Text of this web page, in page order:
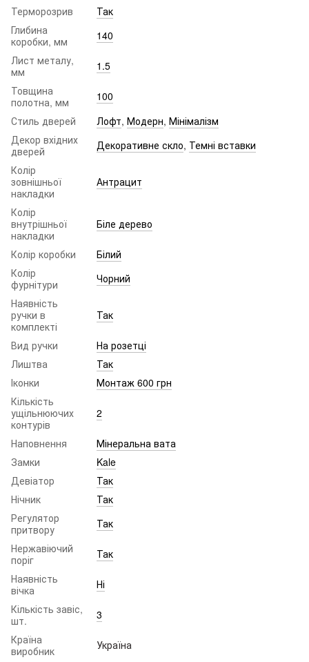
Терморозрив
Так
Глибина
коробки, мм
140
Лист металу,
мм
1.5
Товщина
полотна, мм
100
Стиль дверей
Лофт, Модерн, Мінімалізм
Декор вхідних
дверей
Декоративне скло, Темні вставки
Колір
зовнішньої
накладки
Антрацит
Колір
внутрішньої
накладки
Біле дерево
Колір коробки
Білий
Колір
фурнітури
Чорний
Наявність
ручки в
комплекті
Так
Вид ручки
На розетці
Лиштва
Так
Іконки
Монтаж 600 грн
Кількість
ущільнюючих
контурів
2
Наповнення
Мінеральна вата
Замки
Kale
Девіатор
Так
Нічник
Так
Регулятор
притвору
Так
Нержавіючий
поріг
Так
Наявність
вічка
Ні
Кількість завіс,
шт.
3
Країна
виробник
Україна